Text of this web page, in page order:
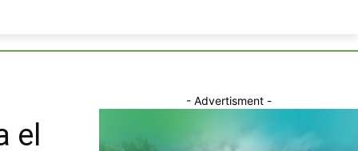
el
- Advertisment -